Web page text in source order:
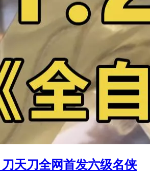
天刀全网首发六级名侠